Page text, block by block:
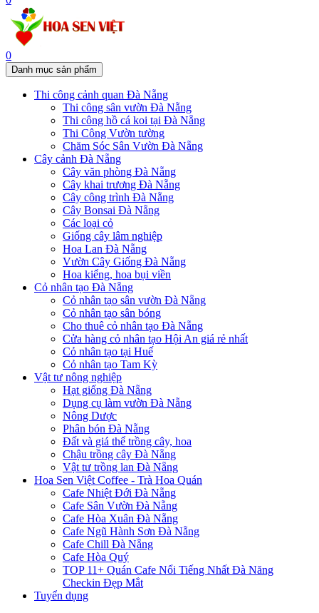
0
Danh mục sản phẩm
Thi công cảnh quan Đà Nẵng
Thi công sân vườn Đà Nẵng
Thi công hồ cá koi tại Đà Nẵng
Thi Công Vườn tường
Chăm Sóc Sân Vườn Đà Nẵng
Cây cảnh Đà Nẵng
Cây văn phòng Đà Nẵng
Cây khai trương Đà Nẵng
Cây công trình Đà Nẵng
Cây Bonsai Đà Nẵng
Các loại cỏ
Giống cây lâm nghiệp
Hoa Lan Đà Nẵng
Vườn Cây Giống Đà Nẵng
Hoa kiểng, hoa bụi viền
Cỏ nhân tạo Đà Nẵng
Cỏ nhân tạo sân vườn Đà Nẵng
Cỏ nhân tạo sân bóng
Cho thuê cỏ nhân tạo Đà Nẵng
Cửa hàng cỏ nhân tạo Hội An giá rẻ nhất
Cỏ nhân tạo tại Huế
Cỏ nhân tạo Tam Kỳ
Vật tư nông nghiệp
Hạt giống Đà Nẵng
Dụng cụ làm vườn Đà Nẵng
Nông Dược
Phân bón Đà Nẵng
Đất và giá thể trồng cây, hoa
Chậu trồng cây Đà Nẵng
Vật tư trồng lan Đà Nẵng
Hoa Sen Việt Coffee - Trà Hoa Quán
Cafe Nhiệt Đới Đà Nẵng
Cafe Sân Vườn Đà Nẵng
Cafe Hòa Xuân Đà Nẵng
Cafe Ngũ Hành Sơn Đà Nẵng
Cafe Chill Đà Nẵng
Cafe Hòa Quý
TOP 11+ Quán Cafe Nổi Tiếng Nhất Đà Năng
Checkin Đẹp Mắt
Tuyển dụng